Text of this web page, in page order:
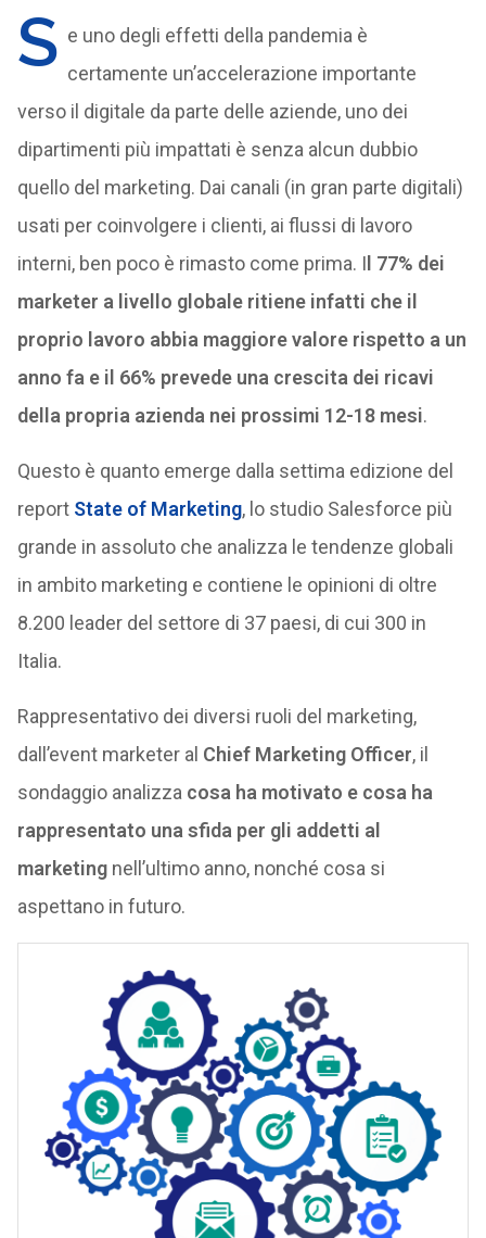
S e uno degli effetti della pandemia è
certamente un’accelerazione importante
verso il digitale da parte delle aziende, uno dei
dipartimenti più impattati è senza alcun dubbio
quello del marketing. Dai canali (in gran parte digitali)
usati per coinvolgere i clienti, ai flussi di lavoro
interni, ben poco è rimasto come prima. I l 77% dei
marketer a livello globale ritiene infatti che il
proprio lavoro abbia maggiore valore rispetto a un
anno fa e il 66% prevede una crescita dei ricavi
della propria azienda nei prossimi 12-18 mesi.
Questo è quanto emerge dalla settima edizione del
report ​State of Marketing, lo studio Salesforce più
grande in assoluto che analizza le tendenze globali
in ambito marketing e contiene le opinioni di oltre
8.200 leader del settore di 37 paesi, di cui 300 in
Italia.
Rappresentativo dei diversi ruoli del marketing,
dall’event marketer al Chief Marketing Officer, il
sondaggio analizza cosa ha motivato e cosa ha
rappresentato una sfida per gli addetti al
marketingnell’ultimo anno, nonché cosa si
aspettano in futuro.